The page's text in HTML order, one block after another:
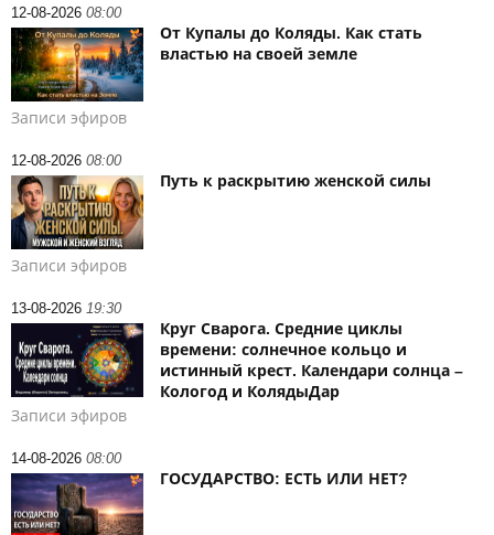
12-08-2026 08:00
От Купалы до Коляды. Как стать
властью на своей земле
Записи эфиров
12-08-2026 08:00
Путь к раскрытию женской силы
Записи эфиров
13-08-2026 19:30
Круг Сварога. Средние циклы
времени: солнечное кольцо и
истинный крест. Календари солнца –
Кологод и КолядыДар
Записи эфиров
14-08-2026 08:00
ГОСУДАРСТВО: ЕСТЬ ИЛИ НЕТ?